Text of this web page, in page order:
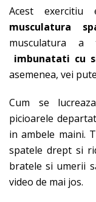
Acest exercitiu
musculatura
musculatura
imbunatati cu
asemenea, vei
Cum se
picioarele
in ambele maini.
spatele drept si
bratele si umerii
video de mai jos.